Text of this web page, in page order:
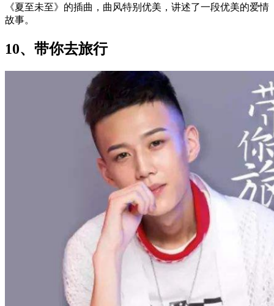
《夏至未至》的插曲，曲风特别优美，讲述了一段优美的爱情
故事。
10、带你去旅行